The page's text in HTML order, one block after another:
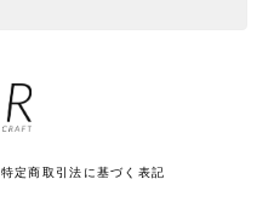
特定商取引法に基づく表記